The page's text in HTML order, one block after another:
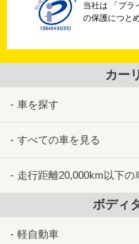
当社は 「プラ
の保護につと
カー
車を探す
すべての車を見る
走行距離20,000km以下の
ボディ
軽自動車